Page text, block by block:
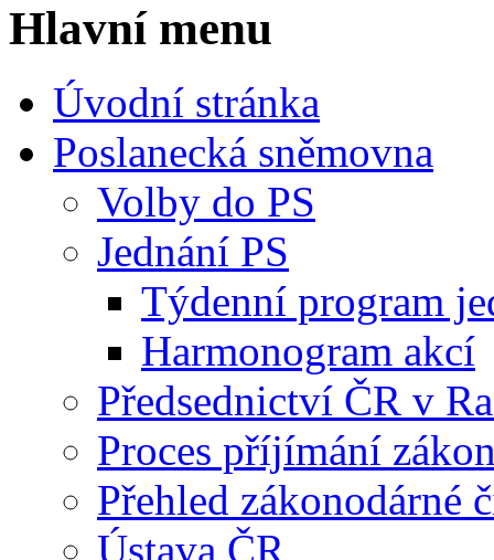
−
Hlavní menu
Úvodní stránka
Poslanecká sněmovna
Volby do PS
Jednání PS
Týdenní program
Harmonogram akcí
Předsednictví ČR v
Proces příjímání
Přehled zákonodárné
Ústava ČR